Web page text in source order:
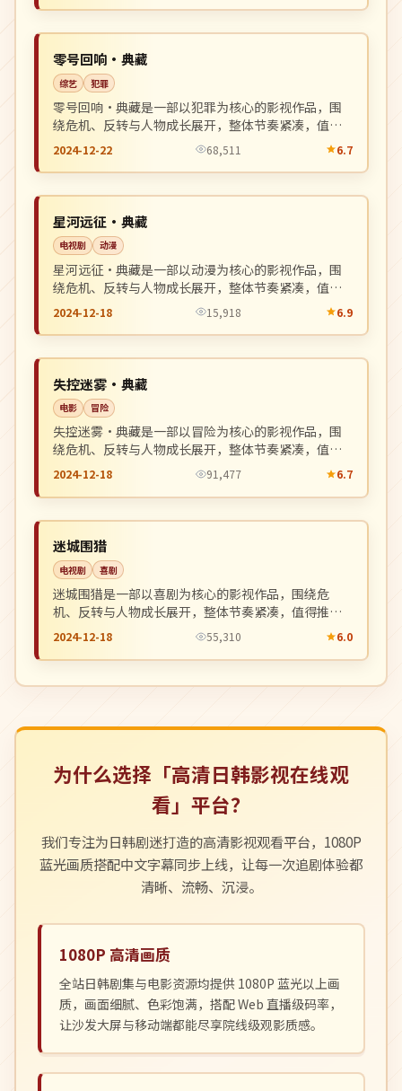
中国
零号回响·典藏
综艺 犯罪
零号回响·典藏是一部以犯罪为核心的影视作品，围
绕危机、反转与人物成长展开，整体节奏紧凑，值得
推荐观看。
2024-12-22 68,511 6.7
日本
星河远征·典藏
电视剧 动漫
星河远征·典藏是一部以动漫为核心的影视作品，围
绕危机、反转与人物成长展开，整体节奏紧凑，值得
推荐观看。
2024-12-18 15,918 6.9
韩国
失控迷雾·典藏
电影 冒险
失控迷雾·典藏是一部以冒险为核心的影视作品，围
绕危机、反转与人物成长展开，整体节奏紧凑，值得
推荐观看。
2024-12-18 91,477 6.7
中国
迷城围猎
电视剧 喜剧
迷城围猎是一部以喜剧为核心的影视作品，围绕危
机、反转与人物成长展开，整体节奏紧凑，值得推荐
观看。
2024-12-18 55,310 6.0
为什么选择「高清日韩影视在线观
看」平台？
我们专注为日韩剧迷打造的高清影视观看平台，1080P
蓝光画质搭配中文字幕同步上线，让每一次追剧体验都
清晰、流畅、沉浸。
1080P 高清画质
全站日韩剧集与电影资源均提供 1080P 蓝光以上画
质，画面细腻、色彩饱满，搭配 Web 直播级码率，
让沙发大屏与移动端都能尽享院线级观影质感。